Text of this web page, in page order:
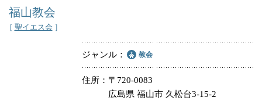
福山教会
［ 聖イエス会 ］
ジャンル 教会
住所
〒720-0083
広島県 福山市 久松台3-15-2